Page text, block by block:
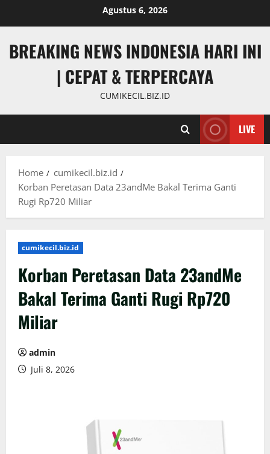
Agustus 6, 2026
BREAKING NEWS INDONESIA HARI INI
| CEPAT & TERPERCAYA
CUMIKECIL.BIZ.ID
LIVE
Home
cumikecil.biz.id
Korban Peretasan Data 23andMe Bakal Terima Ganti
Rugi Rp720 Miliar
cumikecil.biz.id
Korban Peretasan Data 23andMe
Bakal Terima Ganti Rugi Rp720
Miliar
admin
Juli 8, 2026